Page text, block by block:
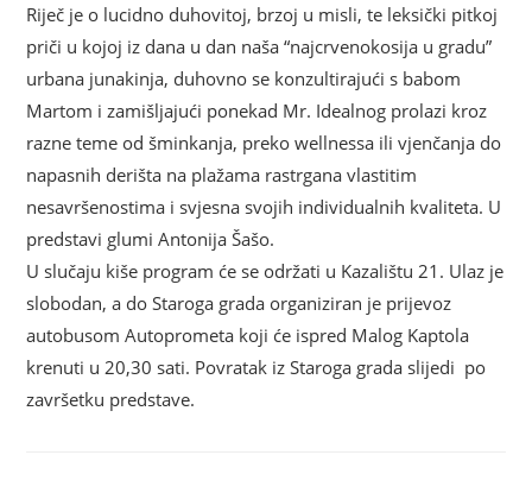
Riječ je o lucidno duhovitoj, brzoj u misli, te leksički pitkoj
priči u kojoj iz dana u dan naša “najcrvenokosija u gradu”
urbana junakinja, duhovno se konzultirajući s babom
Martom i zamišljajući ponekad Mr. Idealnog prolazi kroz
razne teme od šminkanja, preko wellnessa ili vjenčanja do
napasnih derišta na plažama rastrgana vlastitim
nesavršenostima i svjesna svojih individualnih kvaliteta. U
predstavi glumi Antonija Šašo.
U slučaju kiše program će se održati u Kazalištu 21. Ulaz je
slobodan, a do Staroga grada organiziran je prijevoz
autobusom Autoprometa koji će ispred Malog Kaptola
krenuti u 20,30 sati. Povratak iz Staroga grada slijedi po
završetku predstave.